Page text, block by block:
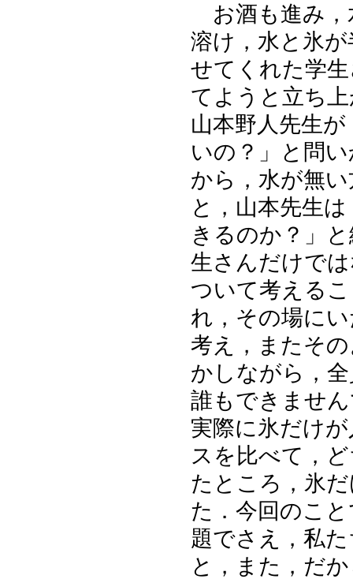
お酒も進み，
溶け，水と氷
せてくれた学
てようと立ち
山本野人先生
いの？」と問
から，水が無
と，山本先生
きるのか？」
生さんだけで
ついて考える
れ，その場に
考え，またそ
かしながら，
誰もできませ
実際に氷だけ
スを比べて，
たところ，氷
た．今回のこ
題でさえ，私
と，また，だ